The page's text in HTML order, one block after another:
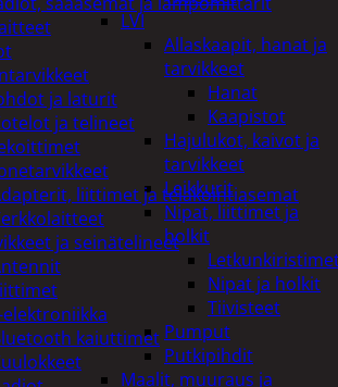
LVI
Allaskaapit, hanat ja
tarvikkeet
Hanat
Kaapistot
Hajulukot, kaivot ja
tarvikkeet
Leikkurit
Nipat, liittimet ja
holkit
Nipat ja holkit
Tiivisteet
Pumput
Putkipihdit
Maalit, muuraus ja
ja laturit
ja telineet
liittimet ja telakointiasemat
ja seinätelineet
kaiuttimet